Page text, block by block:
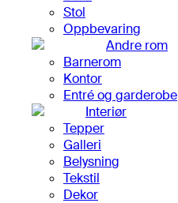
Stol
Oppbevaring
Andre rom
Barnerom
Kontor
Entré og garderobe
Interiør
Tepper
Galleri
Belysning
Tekstil
Dekor